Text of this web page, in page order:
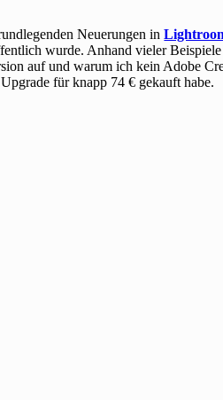
Neuerungen in
wurde. Anhand vieler
auf und warum ich kein Adobe
für knapp 74 € gekauft habe.